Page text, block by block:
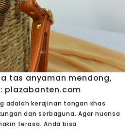
tas anyaman mendong,
plazabanten.com
adalah kerajinan tangan khas
dan serbaguna. Agar nuansa
terasa. Anda bisa